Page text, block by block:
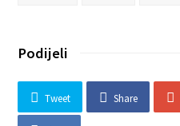
Podijeli
Tweet Share